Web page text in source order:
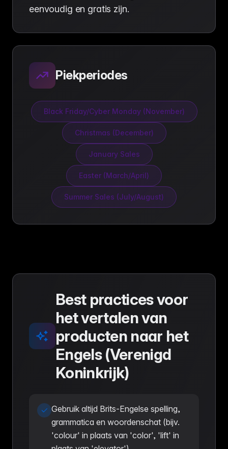
eenvoudig en gratis zijn.
Piekperiodes
Black Friday/Cyber Monday (November)
Christmas (December)
January Sales
Easter (March/April)
Summer Sales (July/August)
Best practices voor
het vertalen van
producten naar het
Engels (Verenigd
Koninkrijk)
Gebruik altijd Brits-Engelse spelling,
grammatica en woordenschat (bijv.
'colour' in plaats van 'color', 'lift' in